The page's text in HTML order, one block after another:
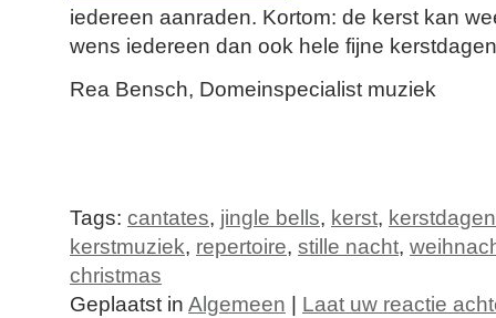
iedereen aanraden. Kortom: de kerst kan
wens iedereen dan ook hele fijne
Rea Bensch, Domeinspecialist muziek
Tags: cantates, jingle bells, kerst, kerstdagen
kerstmuziek, repertoire, stille nacht,
christmas
Geplaatst in Algemeen Laat uw reactie